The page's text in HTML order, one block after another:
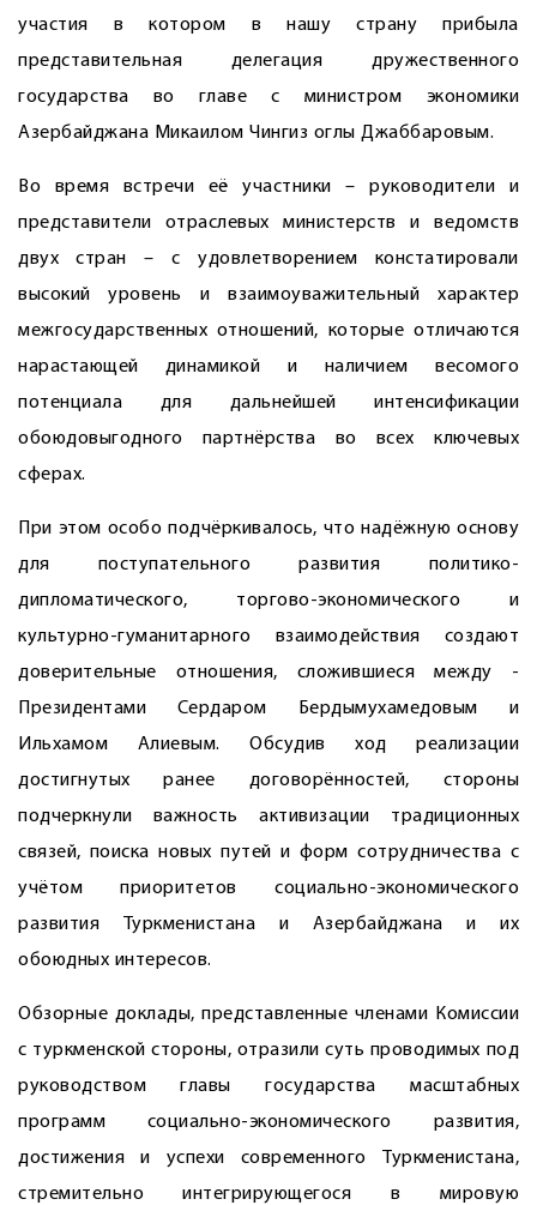
участия в котором в нашу страну прибыла
представительная делегация дружественного
государства во главе с минист­ром экономики
Азербайджана Микаилом Чингиз оглы Джаббаровым.
Во время встречи её участники – руководители и
представители отраслевых министерств и ведомств
двух стран – с удовлетворением констатировали
высокий уровень и взаимоуважительный характер
межгосударственных отношений, которые отличаются
нарастающей динамикой и наличием весомого
потенциала для дальнейшей интенсификации
обоюдовыгодного партнёрства во всех ключевых
сферах.
При этом особо подчёркивалось, что надёжную основу
для поступательного развития политико-
дипломатического, торгово-экономического и
культурно-гуманитарного взаимодействия создают
доверительные отношения, сложившиеся между ­
Президентами Сердаром Бердымухамедовым и
Ильхамом Алиевым. Обсудив ход реализации
достигнутых ранее договорённостей, стороны
подчеркнули важность активизации традиционных
связей, поиска новых путей и форм сотрудничества с
учётом приоритетов социально-экономического
развития Туркменистана и Азербай­джана и их
обоюдных интересов.
Обзорные доклады, представленные членами Комиссии
с туркменской стороны, отразили суть проводимых под
руководством главы государства масштабных
программ социально-экономического развития,
достижения и успехи современного Туркменистана,
стремительно интегрирующегося в мировую